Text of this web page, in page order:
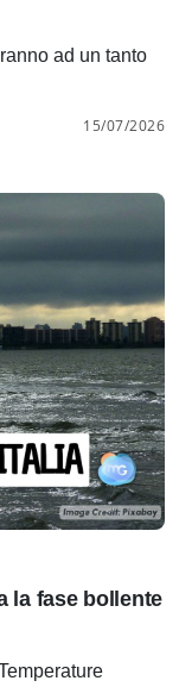
ad un tanto
15/07/2026
la fase bollente